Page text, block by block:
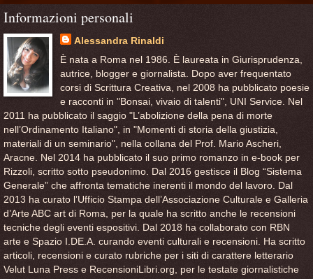
Informazioni personali
Alessandra Rinaldi
È nata a Roma nel 1986. È laureata in Giurisprudenza,
autrice, blogger e giornalista. Dopo aver frequentato
corsi di Scrittura Creativa, nel 2008 ha pubblicato poesie
e racconti in "Bonsai, vivaio di talenti", UNI Service. Nel
2011 ha pubblicato il saggio "L’abolizione della pena di morte
nell’Ordinamento Italiano", in "Momenti di storia della giustizia,
materiali di un seminario", nella collana del Prof. Mario Ascheri,
Aracne. Nel 2014 ha pubblicato il suo primo romanzo in e-book per
Rizzoli, scritto sotto pseudonimo. Dal 2016 gestisce il Blog “Sistema
Generale” che affronta tematiche inerenti il mondo del lavoro. Dal
2013 ha curato l’Ufficio Stampa dell’Associazione Culturale e Galleria
d’Arte ABC art di Roma, per la quale ha scritto anche le recensioni
tecniche degli eventi espositivi. Dal 2018 ha collaborato con RBN
arte e Spazio I.DE.A. curando eventi culturali e recensioni. Ha scritto
articoli, recensioni e curato rubriche per i siti di carattere letterario
Velut Luna Press e RecensioniLibri.org, per le testate giornalistiche